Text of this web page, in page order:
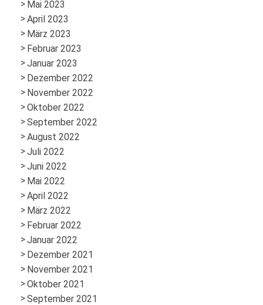
Mai 2023
April 2023
März 2023
Februar 2023
Januar 2023
Dezember 2022
November 2022
Oktober 2022
September 2022
August 2022
Juli 2022
Juni 2022
Mai 2022
April 2022
März 2022
Februar 2022
Januar 2022
Dezember 2021
November 2021
Oktober 2021
September 2021